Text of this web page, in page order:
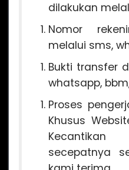
dilakukan
Nomor
melalui sms,
Bukti transfer
whatsapp,
Proses
Khusus
secepatnya